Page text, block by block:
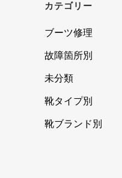
カテゴリー
ブーツ修理
故障箇所別
未分類
靴タイプ別
靴ブランド別